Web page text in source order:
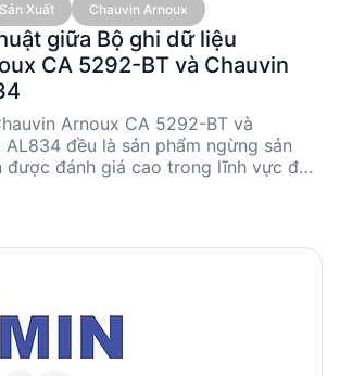
Xuất
Chauvin Arnoux
giữa Bộ ghi dữ liệu
CA 5292-BT và Chauvin
Arnoux CA 5292-BT và
AL834 đều là sản phẩm ngừng sản
được đánh giá cao trong lĩnh vực đo
Cả hai sản phẩm đều có ưu điểm